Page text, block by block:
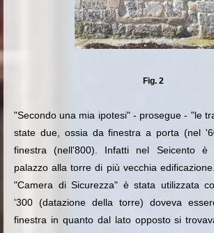
Fig. 2
"Secondo una mia ipotesi" - prosegue - "le
state due, ossia da finestra a porta (nel
finestra (nell'800). Infatti nel Seicento è
palazzo alla torre di più vecchia
"Camera di Sicurezza" è stata utilizzata
'300 (datazione della torre) doveva
finestra in quanto dal lato opposto si